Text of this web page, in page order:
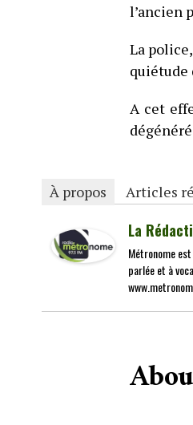
l’ancien
La
quiétude
A cet
À propos Articles
La
Métronome
parlée et à